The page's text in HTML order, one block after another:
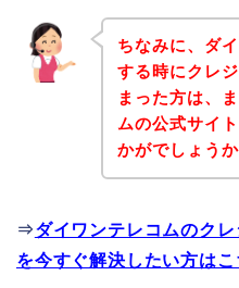
ちなみに、ダ
する時にクレ
まった方は、
ムの公式サイ
かがでしょうか
⇒ダイワンテレコムのク
を今すぐ解決したい方はこ